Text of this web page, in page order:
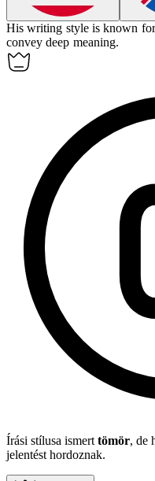
His writing style is known
convey deep meaning.
Írási stílusa ismert tömör, de
jelentést hordoznak.